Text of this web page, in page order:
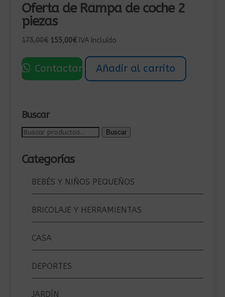
Oferta de Rampa de coche 2
piezas
175,00€ El
original
era:
155,00€El
actual
es:
IVA Incluído
Contactar Añadir al carrito
Buscar
Buscar
Buscar
Categorías
BEBÉS Y NIÑOS PEQUEÑOS
BRICOLAJE Y HERRAMIENTAS
CASA
DEPORTES
JARDÍN